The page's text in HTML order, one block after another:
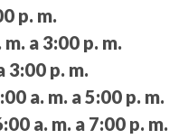
p. m.
a 3:00 p. m.
3:00 p. m.
a. m. a 5:00 p. m.
a. m. a 7:00 p. m.